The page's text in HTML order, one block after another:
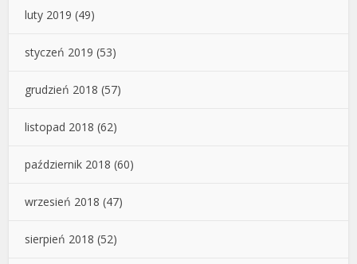
luty 2019 (49)
styczeń 2019 (53)
grudzień 2018 (57)
listopad 2018 (62)
październik 2018 (60)
wrzesień 2018 (47)
sierpień 2018 (52)